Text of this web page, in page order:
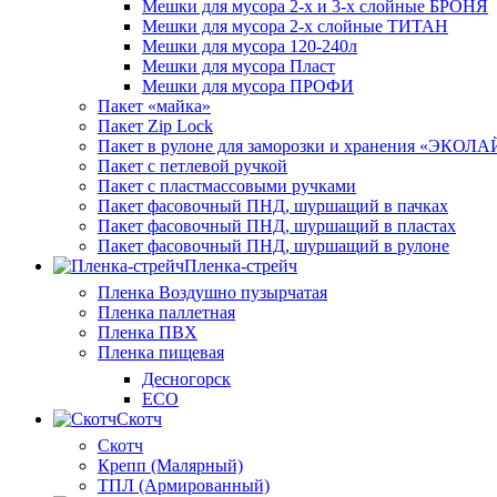
Мешки для мусора 2-х и 3-х слойные БРОНЯ
Мешки для мусора 2-х слойные ТИТАН
Мешки для мусора 120-240л
Мешки для мусора Пласт
Мешки для мусора ПРОФИ
Пакет «майка»
Пакет Zip Lock
Пакет в рулоне для заморозки и хранения
Пакет с петлевой ручкой
Пакет с пластмассовыми ручками
Пакет фасовочный ПНД, шуршащий в пачках
Пакет фасовочный ПНД, шуршащий в пластах
Пакет фасовочный ПНД, шуршащий в рулоне
Пленка-стрейч
Пленка Воздушно пузырчатая
Пленка паллетная
Пленка ПВХ
Пленка пищевая
Десногорск
ECO
Скотч
Скотч
Крепп (Малярный)
ТПЛ (Армированный)